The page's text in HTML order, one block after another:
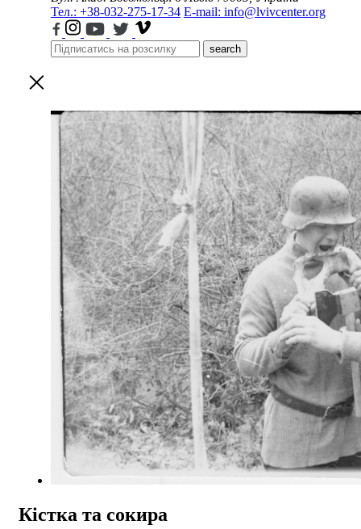
Тел.: +38-032-275-17-34 E-mail: info@lvivcenter.org
search
Кістка та сокира